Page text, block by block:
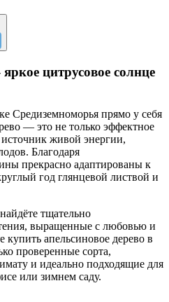
цитрусовое солнце
Средиземноморья прямо у себя
— это не только эффектное
источник живой энергии,
Благодаря
прекрасно адаптированы к
год глянцевой листвой и
тщательно
выращенные с любовью и
апельсиновое дерево в
проверенные сорта,
и идеально подходящие для
или зимнем саду.